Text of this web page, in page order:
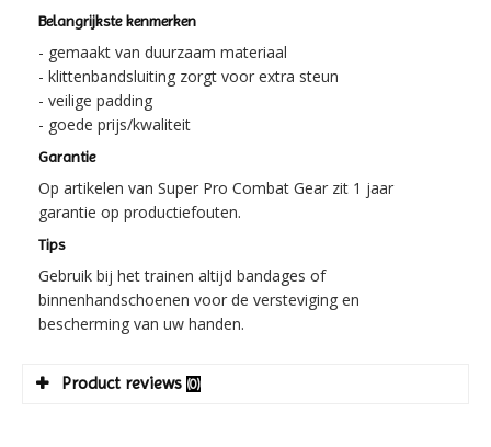
Belangrijkste kenmerken
- gemaakt van duurzaam materiaal
- klittenbandsluiting zorgt voor extra steun
- veilige padding
- goede prijs/kwaliteit
Garantie
Op artikelen van Super Pro Combat Gear zit 1 jaar
garantie op productiefouten.
Tips
Gebruik bij het trainen altijd bandages of
binnenhandschoenen voor de versteviging en
bescherming van uw handen.
Product reviews (0)